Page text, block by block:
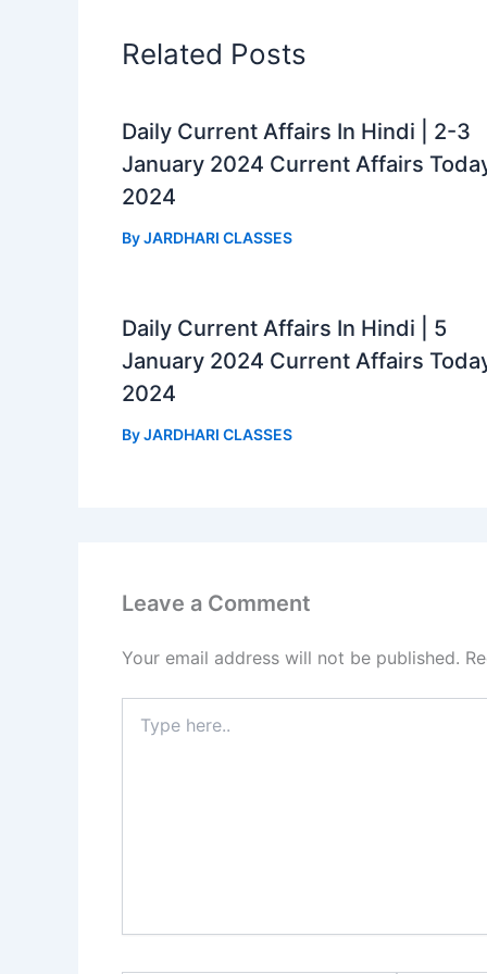
k p m
Related Posts
Daily Current Affairs In Hindi | 2-3
January 2024 Current Affairs
2024
ByJARDHARI CLASSES
Daily Current Affairs In Hindi | 5
January 2024 Current Affairs
2024
ByJARDHARI CLASSES
Leave a Comment
Your email address will not be published.
here..